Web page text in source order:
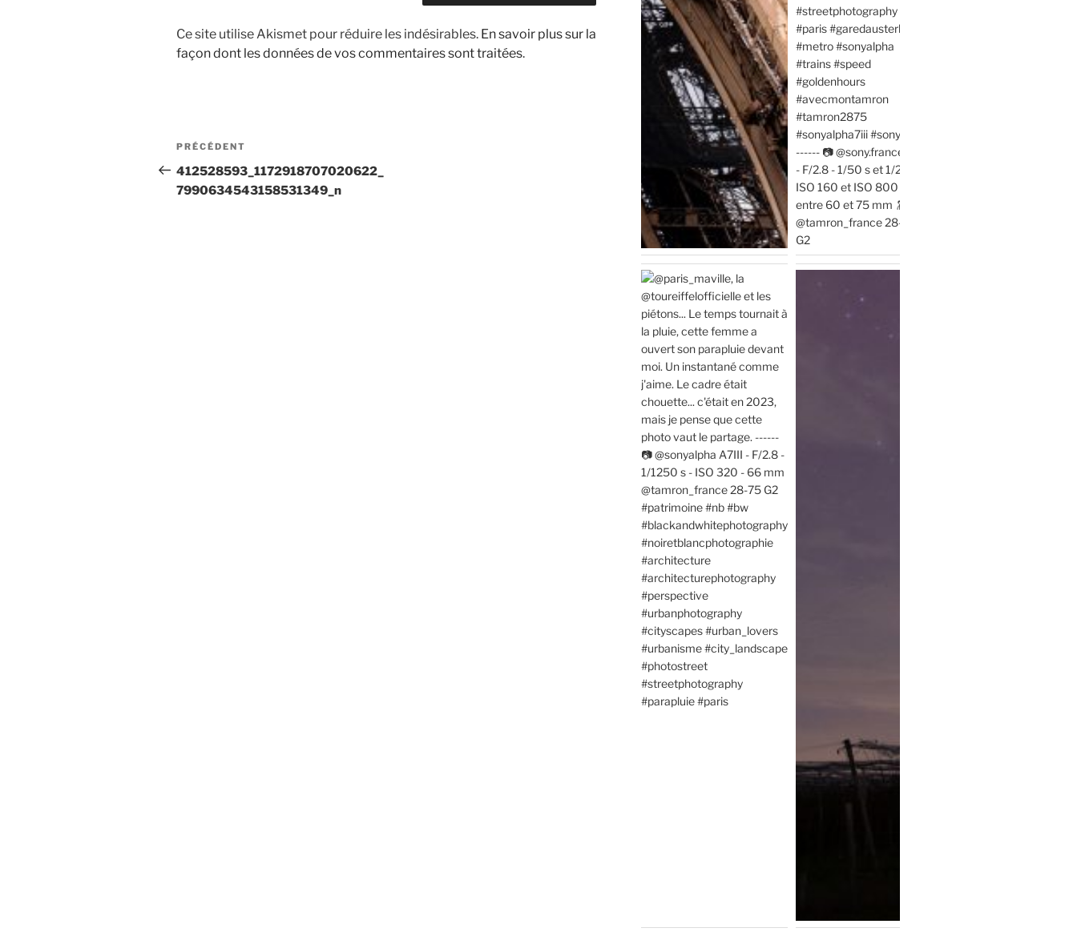
Ce site utilise Akismet pour réduire les indésirables. En savoir plus sur la
façon dont les données de vos commentaires sont traitées.
Navigation
de
l’article
Article
précédent
PRÉCÉDENT
412528593_1172918707020622_
7990634543158531349_n